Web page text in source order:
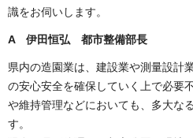
識をお伺いします。
A 伊田恒弘 都市整備部長
県内の造園業は、建設業や測量設計
の安心安全を確保していく上で必要
や維持管理などにおいても、多大な
す。